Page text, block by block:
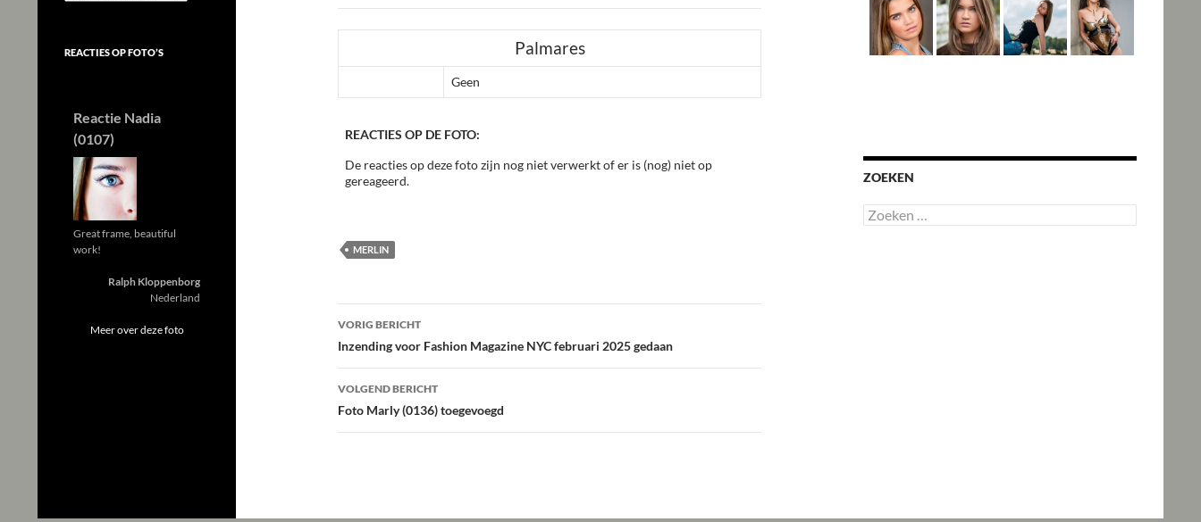
Palmares
Geen
REACTIES OP DE FOTO:
De reacties op deze foto zijn nog niet verwerkt of er is (nog) niet op
gereageerd.
MERLIN
Bericht
navigatie
VORIG BERICHT
Inzending voor Fashion Magazine NYC februari 2025 gedaan
VOLGEND BERICHT
Foto Marly (0136) toegevoegd
ZOEKEN
Zoeken
naar:
REACTIES OP FOTO’S
Reactie Nadia
(0107)
Great frame, beautiful
work!
Ralph Kloppenborg
Nederland
Meer over deze foto